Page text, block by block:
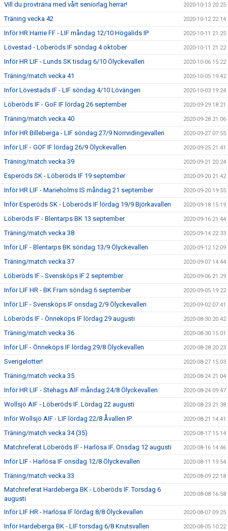
Vill du provträna med vårt seniorlag herrar! 2020-10-13 20:25
Träning vecka 42 2020-10-12 22:14
Inför HR Harrie FF - LIF måndag 12/10 Högalids IP 2020-10-11 21:25
Lövestad - Löberöds IF söndag 4 oktober 2020-10-11 21:22
Inför HR LIF - Lunds SK tisdag 6/10 Ölyckevallen 2020-10-06 15:22
Träning/match vecka 41 2020-10-05 19:42
Inför Lövestads IF - LIF söndag 4/10 Lövängen 2020-10-03 19:24
Löberöds IF - GoF IF lördag 26 september 2020-09-29 18:21
Träning/match vecka 40 2020-09-28 21:06
Inför HR Billeberga - LIF söndag 27/9 Norrvidingevallen 2020-09-27 07:55
Inför LIF - GOF IF lördag 26/9 Ölyckevallen 2020-09-25 21:41
Träning/match vecka 39 2020-09-21 20:24
Esperöds SK - Löberöds IF 19 september 2020-09-20 21:42
Inför HR LIF - Marieholms IS måndag 21 september 2020-09-20 19:55
Inför Esperöds SK - Löberöds IF lördag 19/9 Björkavallen 2020-09-18 15:19
Löberöds IF - Blentarps BK 13 september 2020-09-16 21:44
Träning/match vecka 38 2020-09-14 22:33
Inför LIF - Blentarps BK söndag 13/9 Ölyckevallen 2020-09-12 12:09
Träning/match vecka 37 2020-09-07 14:44
Löberöds IF - Svensköps IF 2 september 2020-09-06 21:29
Inför LIF HR - BK Fram söndag 6 september 2020-09-05 19:22
Inför LIF - Svensköps IF onsdag 2/9 Ölyckevallen 2020-09-02 07:41
Löberöds IF - Önneköps IF lördag 29 augusti 2020-08-30 20:42
Träning/match vecka 36 2020-08-30 15:01
Inför LIF - Önneköps IF lördag 29/8 Ölyckevallen 2020-08-28 20:23
Sverigelotter! 2020-08-27 15:03
Träning/match vecka 35 2020-08-24 21:04
Inför HR LIF - Stehags AIF måndag 24/8 Ölyckevallen. 2020-08-24 09:47
Wollsjö AIF - Löberöds IF. Lördag 22 augusti 2020-08-23 21:38
Inför Wollsjö AIF - LIF lördag 22/8 Åvallen IP 2020-08-21 14:41
Träning/match vecka 34 (35) 2020-08-17 15:14
Matchreferat Löberöds IF - Harlösa IF. Onsdag 12 augusti 2020-08-16 14:46
Inför LIF - Harlösa IF onsdag 12/8 Ölyckevallen 2020-08-11 19:54
Träning/match vecka 33 2020-08-09 22:18
Matchreferat Hardeberga BK - Löberöds IF. Torsdag 6
augusti
2020-08-08 16:58
Inför LIF HR - Harlösa IF lördag 8/8 Ölyckevallen 2020-08-07 09:25
Inför Hardeberga BK - LIF torsdag 6/8 Knutsvallen 2020-08-05 10:22